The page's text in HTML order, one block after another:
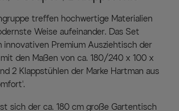
treffen hochwertige Materialien
Weise aufeinander. Das Set
innovativen Premium Ausziehtisch der
mit den Maßen von ca. 180/240 x 100 x
2 Klappstühlen der Marke Hartman aus
sich der ca. 180 cm große Gartentisch